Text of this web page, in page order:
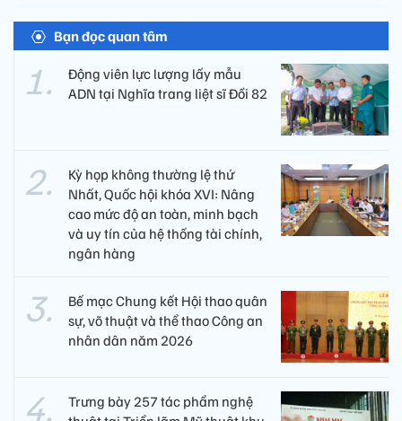
Bạn đọc quan tâm
Động viên lực lượng lấy mẫu
ADN tại Nghĩa trang liệt sĩ Đồi 82​
Kỳ họp không thường lệ thứ
Nhất, Quốc hội khóa XVI: Nâng
cao mức độ an toàn, minh bạch
và uy tín của hệ thống tài chính,
ngân hàng
Bế mạc Chung kết Hội thao quân
sự, võ thuật và thể thao Công an
nhân dân năm 2026
Trưng bày 257 tác phẩm nghệ